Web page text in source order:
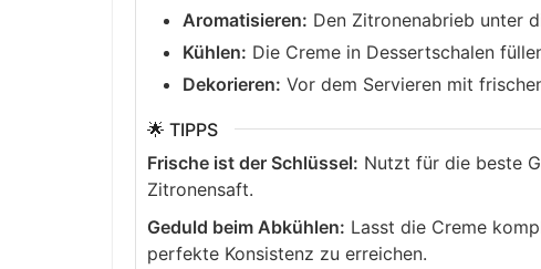
Aromatisieren: Den Zitronenabrieb unter
Kühlen: Die Creme in Dessertschalen
Dekorieren: Vor dem Servieren mit
🌟 TIPPS
Frische ist der Schlüssel: Nutzt für die beste
Zitronensaft.
Geduld beim Abkühlen: Lasst die Creme
perfekte Konsistenz zu erreichen.